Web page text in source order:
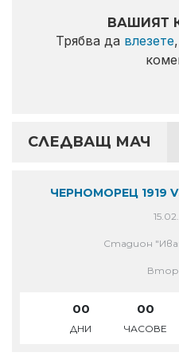
ВАШИЯТ
Трябва да влезете
СЛЕДВАЩ МАЧ
ЧЕРНОМОРЕЦ 1919
Стадион
00
ДНИ
00
ЧАСОВЕ